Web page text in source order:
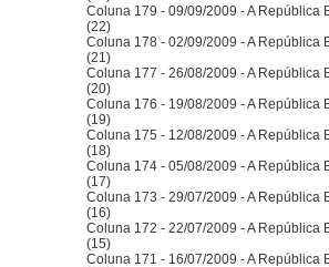
Coluna 179 - 09/09/2009 - A República
(22)
Coluna 178 - 02/09/2009 - A República
(21)
Coluna 177 - 26/08/2009 - A República
(20)
Coluna 176 - 19/08/2009 - A República
(19)
Coluna 175 - 12/08/2009 - A República
(18)
Coluna 174 - 05/08/2009 - A República
(17)
Coluna 173 - 29/07/2009 - A República
(16)
Coluna 172 - 22/07/2009 - A República
(15)
Coluna 171 - 16/07/2009 - A República